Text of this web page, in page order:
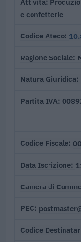
Attività
e confetterie
Codice Ateco
Ragione Sociale
Natura Giuridica
Partita IVA
Codice Fiscale
Data Iscrizione
Camera di
PEC
Codice